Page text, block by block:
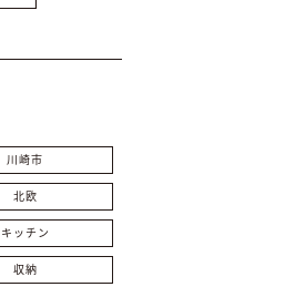
川崎市
北欧
キッチン
収納